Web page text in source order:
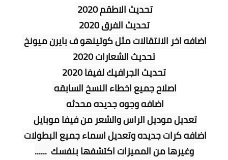
تحديث الاطقم 2020
تحديث الفرق 2020
اضافه اخر الانتقالات مثل كوتينهو ف بايرن ميونخ
تحديث الشعارات 2020
تحديث الجرافيك لفيفا 2020
اصلاح جميع اخطاء النسخ السابقه
اضافه وجوه جديده محدثه
تعديل موديل الراس والشعر من فيفا موبايل
اضافه كرات جديده وتعديل اسماء جميع البطولات
وغيرها من المميزات اكتشفها بنفسك ......